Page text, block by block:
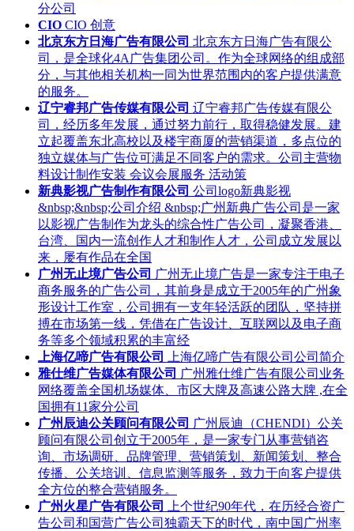
分公司
CIO CIO 创意
北京东方日海广告有限公司 北京东方日海广告有限公
司，是全球化4A广告集团公司。作为全球网络的组成部
分，与其他相关机构一同为世界范围内的客户提供满意
的服务。
辽宁睿邦广告传媒有限公司 辽宁睿邦广告传媒有限公
司，经历多年发展，通过努力前行，取得稳健发展。建
立起覆盖东北高校以及楼宇商厦的营销渠道，多点位的
独立媒体与广告位可满足不同客户的需求。公司主营物
料设计制作安装 会议会展服务 活动策
新典影视广告制作有限公司 公司logo新典影视
&nbsp;&nbsp;公司介绍 &nbsp;广州新典广告公司是一家
以影视广告制作为龙头的综合性广告公司，凝聚香港、
台湾、国内一流创作人才和制作人才，公司成立发展以
来，屡有作品在全国
广州无止境广告公司 广州无止境广告是一家专注于电子
商务服务的广告公司，其前身是成立于2005年的广州象
形设计工作室，公司拥有一支年轻活跃的团队，坚持拼
搏在市场第一线，凭借在广告设计、互联网以及电子商
务等多个领域积累的丰富经
上海亿啼广告有限公司
上海亿啼广告有限公司公司简介
雅仕维广告媒体有限公司 广州雅仕维广告有限公司业务
网络覆盖全国机场媒体、市区大牌及高速公路大牌 ,在全
国拥有11家分公司
广州辰迪公关顾问有限公司 广州辰迪（CHENDI）公关
顾问有限公司创立于2005年，是一家专门从事营销咨
询、市场调研、品牌管理、营销策划、新闻策划、整合
传播、公关培训、信息监测等服务，致力于向客户提供
全方位的整合营销服务。
广州火星广告有限公司
上个世纪90年代，在历经合资广
告公司和国营广告公司独霸天下的时代，南中国广州率